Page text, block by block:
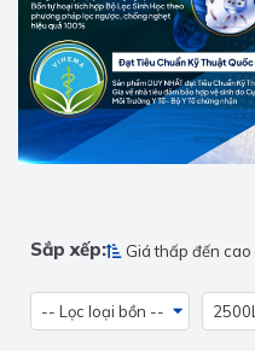
Sắp xếp: Giá thấp đến cao
-- Lọc loại bồn -- 2500L